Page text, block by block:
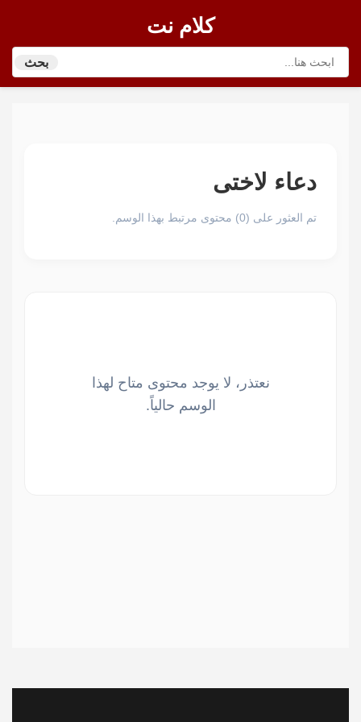
كلام نت
بحث
دعاء لاختى
تم العثور على (0) محتوى مرتبط بهذا الوسم.
نعتذر، لا يوجد محتوى متاح لهذا
الوسم حالياً.